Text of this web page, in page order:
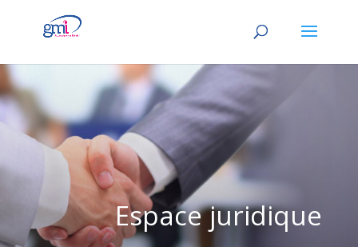
Espace juridique